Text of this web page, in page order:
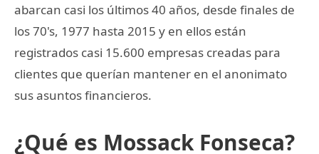
abarcan casi los últimos 40 años, desde finales de
los 70's, 1977 hasta 2015 y en ellos están
registrados casi 15.600 empresas creadas para
clientes que querían mantener en el anonimato
sus asuntos financieros.
¿Qué es Mossack Fonseca?